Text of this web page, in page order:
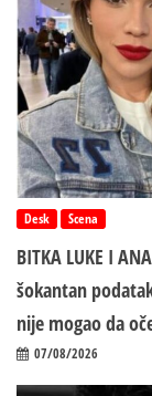
Desk Scena
BITKA LUKE I
šokantan
nije mogao da
07/08/2026